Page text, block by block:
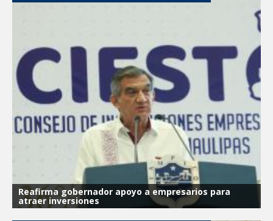
Reafirma gobernador apoyo a empresarios para
atraer inversiones